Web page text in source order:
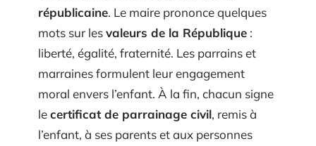
républicaine. Le maire prononce quelques
mots sur lesvaleurs de la République :
liberté, égalité, fraternité. Les parrains et
marraines formulent leur engagement
moral envers l’enfant. À la fin, chacun signe
lecertificat de parrainage civil, remis à
l’enfant, à ses parents et aux personnes